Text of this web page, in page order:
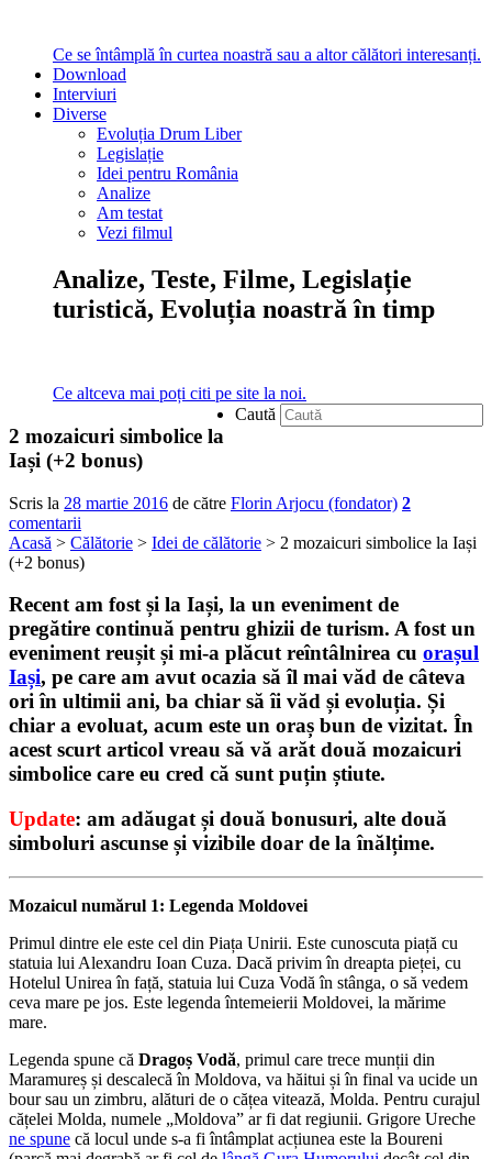
Ce se întâmplă în curtea noastră sau a altor călători interesanți.
Download
Interviuri
Diverse
Evoluția Drum Liber
Legislație
Idei pentru România
Analize
Am testat
Vezi filmul
Analize, Teste, Filme, Legislație
turistică, Evoluția noastră în timp
Ce altceva mai poți citi pe site la noi.
Caută
2 mozaicuri simbolice la
Iași (+2 bonus)
Scris la 28 martie 2016 de către Florin Arjocu (fondator) 2
comentarii
Acasă > Călătorie > Idei de călătorie > 2 mozaicuri simbolice la Iași
(+2 bonus)
Recent am fost și la Iași, la un eveniment de
pregătire continuă pentru ghizii de turism. A fost un
eveniment reușit și mi-a plăcut reîntâlnirea cu orașul
Iași, pe care am avut ocazia să îl mai văd de câteva
ori în ultimii ani, ba chiar să îi văd și evoluția. Și
chiar a evoluat, acum este un oraș bun de vizitat. În
acest scurt articol vreau să vă arăt două mozaicuri
simbolice care eu cred că sunt puțin știute.
Update: am adăugat și două bonusuri, alte două
simboluri ascunse și vizibile doar de la înălțime.
Mozaicul numărul 1: Legenda Moldovei
Primul dintre ele este cel din Piața Unirii. Este cunoscuta piață cu
statuia lui Alexandru Ioan Cuza. Dacă privim în dreapta pieței, cu
Hotelul Unirea în față, statuia lui Cuza Vodă în stânga, o să vedem
ceva mare pe jos. Este legenda întemeierii Moldovei, la mărime
mare.
Legenda spune că Dragoș Vodă, primul care trece munții din
Maramureș și descalecă în Moldova, va hăitui și în final va ucide un
bour sau un zimbru, alături de o cățea vitează, Molda. Pentru curajul
cățelei Molda, numele „Moldova” ar fi dat regiunii. Grigore Ureche
ne spune că locul unde s-a fi întâmplat acțiunea este la Boureni